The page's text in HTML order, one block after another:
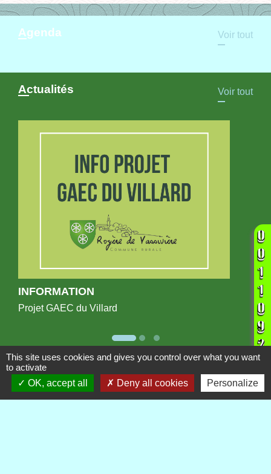
Agenda Voir tout
Actualités Voir tout
INFORMATION
Projet GAEC du Villard
Publications Voir tout
This site uses cookies and gives you control over what you want
to activate
OK, accept all
Deny all cookies Personalize